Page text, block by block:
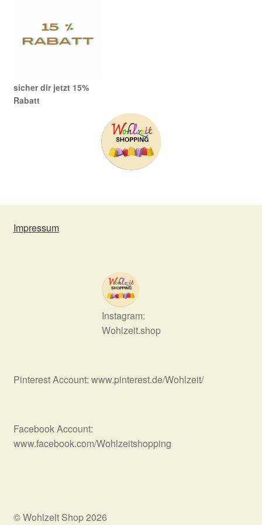
sicher dir jetzt 15%
Rabatt
Impressum
Instagram:
Wohlzeit.shop
Pinterest Account: www.pinterest.de/Wohlzeit/
Facebook Account:
www.facebook.com/Wohlzeitshopping
© Wohlzeit Shop 2026